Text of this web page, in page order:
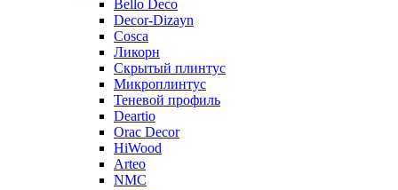
Bello Deco
Decor-Dizayn
Cosca
Ликорн
Скрытый плинтус
Микроплинтус
Теневой профиль
Deartio
Orac Decor
HiWood
Arteo
NMC